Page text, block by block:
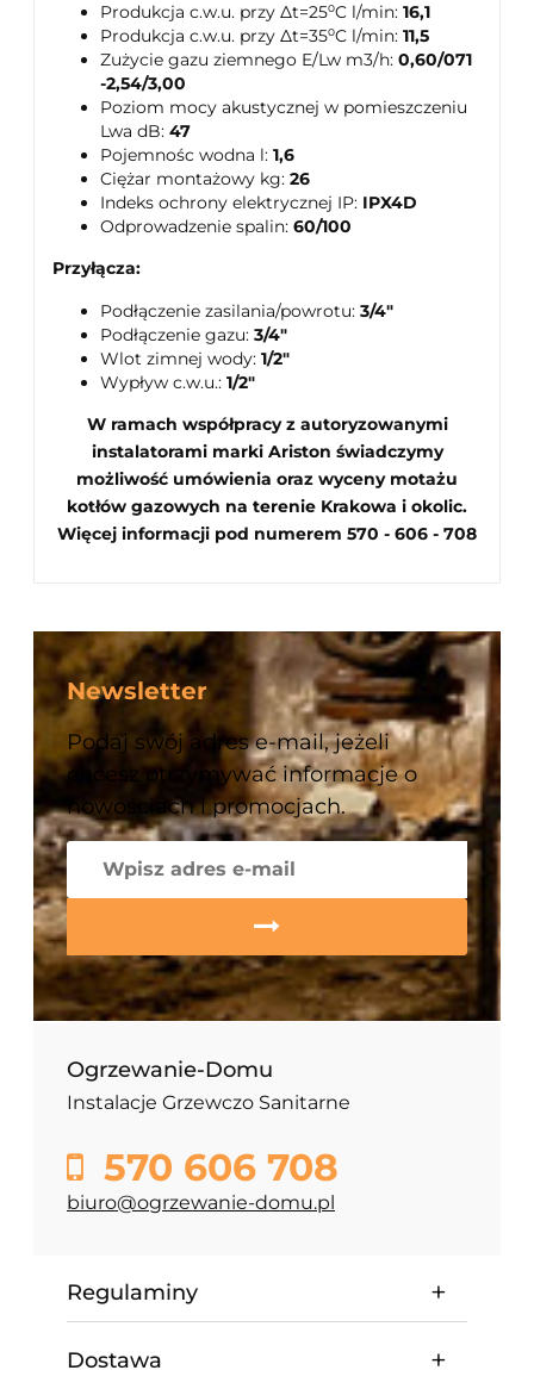
Produkcja c.w.u. przy Δt=25⁰C l/min: 16,1
Produkcja c.w.u. przy Δt=35⁰C l/min: 11,5
Zużycie gazu ziemnego E/Lw m3/h: 0,60/071
-2,54/3,00
Poziom mocy akustycznej w pomieszczeniu
Lwa dB: 47
Pojemnośc wodna l: 1,6
Ciężar montażowy kg: 26
Indeks ochrony elektrycznej IP: IPX4D
Odprowadzenie spalin: 60/100
Przyłącza:
Podłączenie zasilania/powrotu: 3/4"
Podłączenie gazu: 3/4"
Wlot zimnej wody: 1/2"
Wypływ c.w.u.: 1/2"
W ramach współpracy z autoryzowanymi
instalatorami marki Ariston świadczymy
możliwość umówienia oraz wyceny motażu
kotłów gazowych na terenie Krakowa i okolic.
Więcej informacji pod numerem 570 - 606 - 708
Newsletter
Podaj swój adres e-mail, jeżeli
chcesz otrzymywać informacje o
nowościach i promocjach.
Ogrzewanie-Domu
Instalacje Grzewczo Sanitarne
570 606 708
biuro@ogrzewanie-domu.pl
Regulaminy
Dostawa